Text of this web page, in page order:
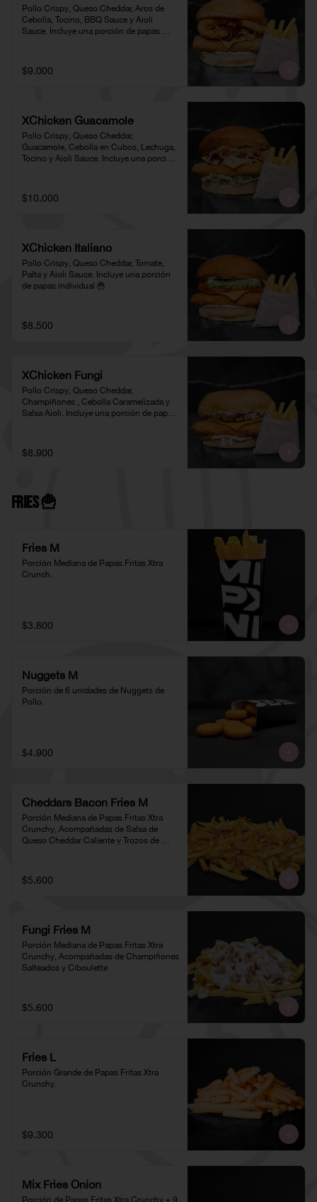
Pollo Crispy, Queso Cheddar, Aros de
Cebolla, Tocino, BBQ Sauce y Aioli
Sauce. Incluye una porción de papas
$9.000
XChicken Guacamole
Pollo Crispy, Queso Cheddar,
Guacamole, Cebolla en Cubos, Lechuga,
Tocino y Aioli Sauce. Incluye una porción
$10.000
XChicken Italiano
Pollo Crispy, Queso Cheddar, Tomate,
Palta y Aioli Sauce. Incluye una porción
de papas individual 🍟
$8.500
XChicken Fungi
Pollo Crispy, Queso Cheddar,
Champiñones , Cebolla Caramelizada y
Salsa Aioli. Incluye una porción de papas
$8.900
Fries 🍟
Fries M
Porción Mediana de Papas Fritas Xtra
Crunch.
$3.800
Nuggets M
Porción de 6 unidades de Nuggets de
Pollo.
$4.900
Cheddars Bacon Fries M
Porción Mediana de Papas Fritas Xtra
Crunchy, Acompañadas de Salsa de
Queso Cheddar Caliente y Trozos de
$5.600
Fungi Fries M
Porción Mediana de Papas Fritas Xtra
Crunchy, Acompañadas de Champiñones
Salteados y Ciboulette
$5.600
Fries L
Porción Grande de Papas Fritas Xtra
Crunchy.
$9.300
Mix Fries Onion
Porción de Papas Fritas Xtra Crunchy + 9